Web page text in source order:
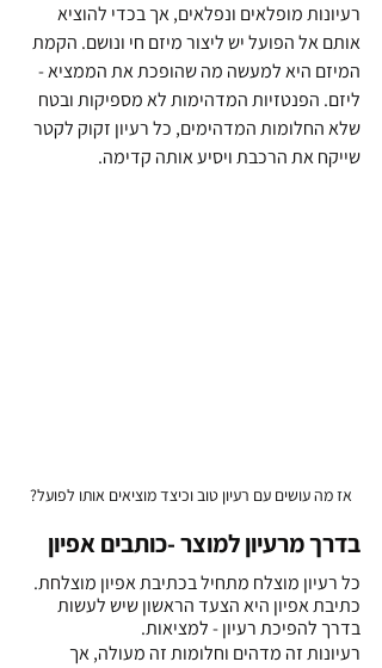
רעיונות מופלאים ונפלאים, אך בכדי להוציא
אותם אל הפועל יש ליצור מיזם חי ונושם. הקמת
המיזם היא למעשה מה שהופכת את הממציא -
ליזם. הפנטזיות המדהימות לא מספיקות ובטח
שלא החלומות המדהימים, כל רעיון זקוק לקטר
שייקח את הרכבת ויסיע אותה קדימה.
אז מה עושים עם רעיון טוב וכיצד מוציאים אותו לפועל?
בדרך מרעיון למוצר -כותבים אפיון
כל רעיון מוצלח מתחיל בכתיבת אפיון מוצלחת.
כתיבת אפיון היא הצעד הראשון שיש לעשות
בדרך להפיכת רעיון - למציאות.
רעיונות זה מדהים וחלומות זה מעולה, אך